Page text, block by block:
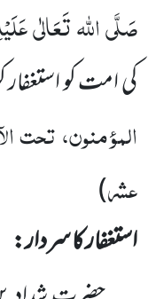
صَلَّیاللہتَعَالٰی
کی امت کو
المؤمنون، تحت
عشر)
استغفار کا سردار: